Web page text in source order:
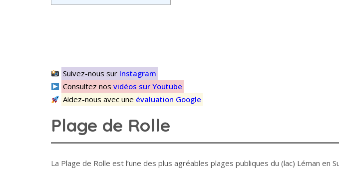
Suivez-nous sur Instagram
Consultez nosvidéos sur Youtube
Aidez-nous avec une évaluation Google
Plage de Rolle
La Plage de Rolle est l’une des plus agréables plages publiques du (lac) Léman en